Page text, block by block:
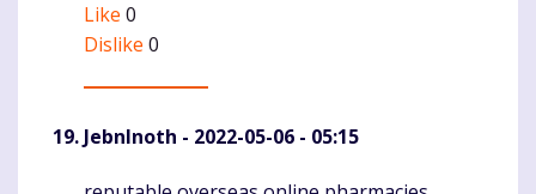
Like 0
Dislike 0
JebnInoth - 2022-05-06 - 05:15